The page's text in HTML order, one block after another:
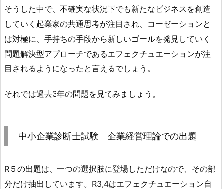
そうした中で、不確実な状況下でも新たなビジネスを創造
していく起業家の共通思考が注目され、 コーゼーションと
は対極に、手持ちの手段から新しいゴールを発見していく
問題解決型アプローチであるエフェクチュエーションが注
目されるようになったと言えるでしょう。
それでは過去3年の問題を見てみましょう。
中小企業診断士試験 企業経営理論での出題
R５の出題は、一つの選択肢に登場しただけなので、その部
分だけ抽出しています。R3,4はエフェクチュエーション自